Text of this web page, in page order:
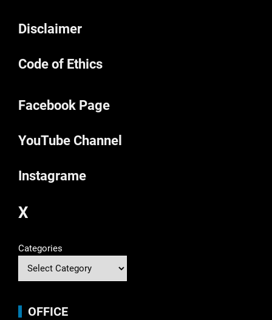
Disclaimer
Code of Ethics
Facebook Page
YouTube Channel
Instagrame
X
Categories
OFFICE